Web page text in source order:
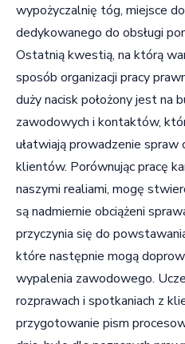
wypożyczalnię tóg, miejsce
dedykowanego do obsługi
Ostatnią kwestią, na którą
sposób organizacji pracy
duży nacisk położony jest na
zawodowych i kontaktów,
ułatwiają prowadzenie spraw
klientów. Porównując pracę
naszymi realiami, mogę
są nadmiernie obciążeni
przyczynia się do
które następnie mogą
wypalenia zawodowego.
rozprawach i spotkaniach z
przygotowanie pism